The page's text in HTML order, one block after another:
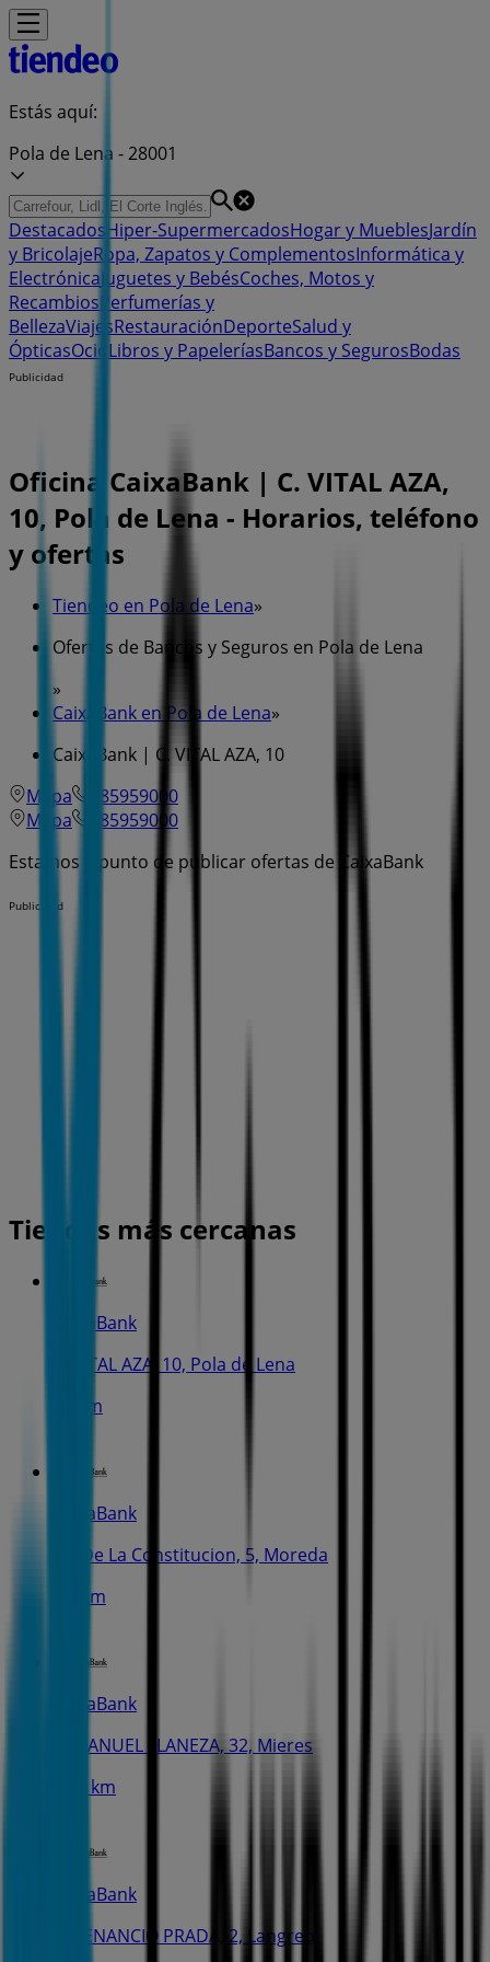
Estás aquí:
Pola de Lena - 28001
DestacadosHiper-SupermercadosHogar y MueblesJardín
y BricolajeRopa, Zapatos y ComplementosInformática y
Electrónica Juguetes y BebésCoches, Motos y
Recambios Perfumerías y
BellezaViajesRestauraciónDeporteSalud y
ÓpticasOcio Libros y PapeleríasBancos y SegurosBodas
Publicidad
Oficina CaixaBank | C. VITAL AZA,
10, Pola de Lena - Horarios, teléfono
y ofertas
Tiendeo en Pola de Lena»
Ofertas de Bancos y Seguros en Pola de Lena
»
CaixaBank en Pola de Lena»
CaixaBank | C. VITAL AZA, 10
Mapa
985959000
Mapa
985959000
Estamos a punto de publicar ofertas de CaixaBank
Publicidad
Tiendas más cercanas
CaixaBank
C. VITAL AZA, 10, Pola de Lena
282 m
CaixaBank
Av. De La Constitucion, 5, Moreda
7.5 km
CaixaBank
C. MANUEL LLANEZA, 32, Mieres
11.0 km
CaixaBank
C. VENANCIO PRADA, 2, Langreo